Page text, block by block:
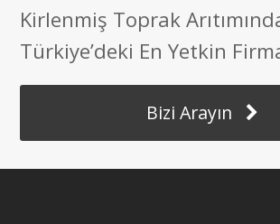
k
e
d
e
b
o
t
t
e
Kirlenmiş Toprak
Türkiye’deki En Yetkin
Bizi Arayın